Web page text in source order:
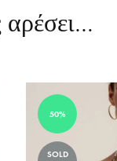
αρέσει…
50%
SOLD